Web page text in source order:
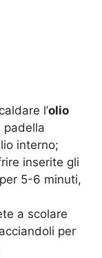
l’olio
padella
interno;
inserite gli
5-6 minuti,
a scolare
per